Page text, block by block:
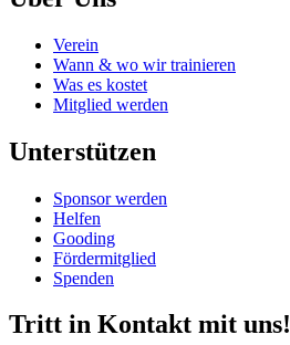
Verein
Wann & wo wir trainieren
Was es kostet
Mitglied werden
Unterstützen
Sponsor werden
Helfen
Gooding
Fördermitglied
Spenden
Tritt in Kontakt mit uns!